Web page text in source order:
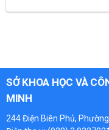
SỞ KHOA HỌC VÀ
MINH
244 Điện Biên Phủ,